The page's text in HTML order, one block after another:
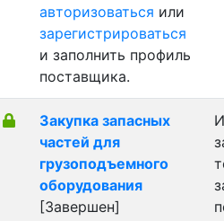
авторизоваться или
зарегистрироваться
и заполнить профиль
поставщика.
Закупка запасных
частей для
грузоподъемного
оборудования
[Завершен]